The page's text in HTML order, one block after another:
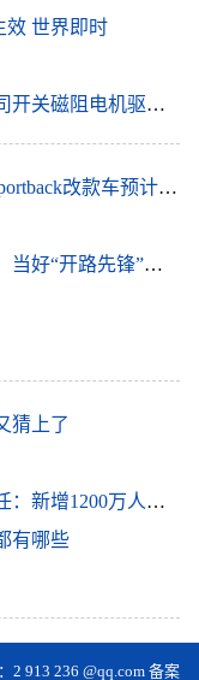
效 世界即时
批山东省制造业单项冠军产品
预计将于上半年投放市场
打造区域科技创新中心
猜上了
业目标反映稳就业信心
有哪些
2 913 236 @qq.com 备案